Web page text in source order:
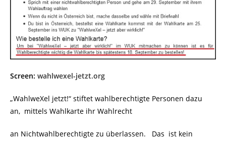
Screen: wahlwexel-jetzt.org
„WahlweXel jetzt!“ stiftet wahlberechtigte Personen dazu
an, mittels Wahlkarte ihr Wahlrecht
an Nichtwahlberechtigte zu überlassen. Das ist kein